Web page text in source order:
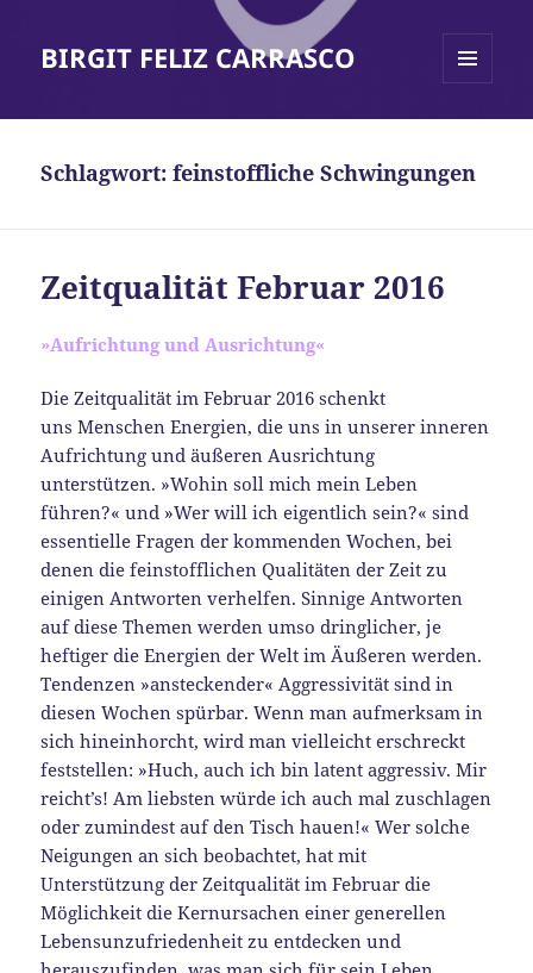
BIRGIT FELIZ CARRASCO
Schlagwort:feinstoffliche Schwingungen
Zeitqualität Februar 2016
»Aufrichtung und Ausrichtung«
Die Zeitqualität im Februar 2016 schenkt
uns Menschen Energien, die uns in unserer inneren
Aufrichtung und äußeren Ausrichtung
unterstützen. »Wohin soll mich mein Leben
führen?« und »Wer will ich eigentlich sein?« sind
essentielle Fragen der kommenden Wochen, bei
denen die feinstofflichen Qualitäten der Zeit zu
einigen Antworten verhelfen. Sinnige Antworten
auf diese Themen werden umso dringlicher, je
heftiger die Energien der Welt im Äußeren werden.
Tendenzen »ansteckender« Aggressivität sind in
diesen Wochen spürbar. Wenn man aufmerksam in
sich hineinhorcht, wird man vielleicht erschreckt
feststellen: »Huch, auch ich bin latent aggressiv. Mir
reicht’s! Am liebsten würde ich auch mal zuschlagen
oder zumindest auf den Tisch hauen!« Wer solche
Neigungen an sich beobachtet, hat mit
Unterstützung der Zeitqualität im Februar die
Möglichkeit die Kernursachen einer generellen
Lebensunzufriedenheit zu entdecken und